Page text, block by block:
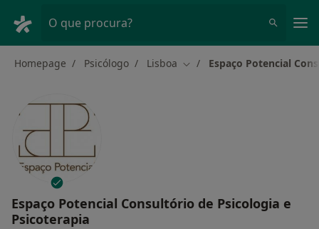
O que procura?
Homepage Psicólogo Lisboa Mudar de cidade
Espaço Potencial
Espaço Potencial Consultório de Psicologia e
Psicoterapia